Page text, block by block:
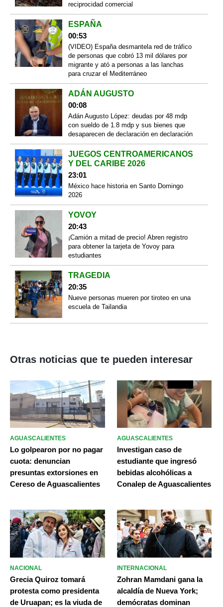
reciprocidad comercial
ESPAÑA
00:53
(VIDEO) España desmantela red de tráfico
de personas que cobró 13 mil dólares por
migrante y ató a personas a las lanchas
para cruzar el Mediterráneo
ADÁN AUGUSTO
00:08
Adán Augusto López: deudas por 48 mdp
con sueldo de 1.8 mdp y sus bienes que
desaparecen de declaración en declaración
JUEGOS CENTROAMERICANOS
Y DEL CARIBE 2026
23:01
México hace historia en Santo Domingo
2026
YOVOY
20:43
¡Camión a mitad de precio! Abren registro
para obtener la tarjeta de Yovoy para
estudiantes
TRAGEDIA
20:35
Nueve personas mueren por tiroteo en una
escuela de Tailandia
Otras noticias que te pueden interesar
AGUASCALIENTES
Lo golpearon por no pagar
cuota: denuncian
presuntas extorsiones en
Cereso de Aguascalientes
AGUASCALIENTES
Investigan caso de
estudiante que ingresó
bebidas alcohólicas a
Conalep de Aguascalientes
NACIONAL
Grecia Quiroz tomará
protesta como presidenta
de Uruapan; es la viuda de
INTERNACIONAL
Zohran Mamdani gana la
alcaldía de Nueva York;
demócratas dominan